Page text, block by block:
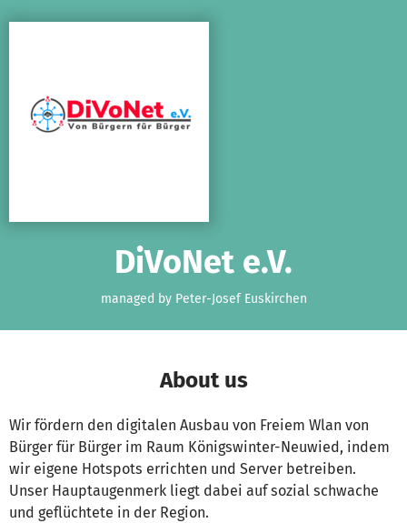
DiVoNet e.V.
managed by Peter-Josef Euskirchen
About us
Wir fördern den digitalen Ausbau von Freiem Wlan von
Bürger für Bürger im Raum Königswinter-Neuwied, indem
wir eigene Hotspots errichten und Server betreiben.
Unser Hauptaugenmerk liegt dabei auf sozial schwache
und geflüchtete in der Region.